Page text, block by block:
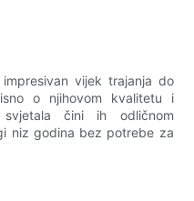
vijek trajanja do
o njihovom kvalitetu i
svjetala čini ih odličnom
niz godina bez potrebe za